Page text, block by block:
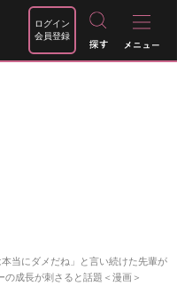
ログイン
会員登録
本当にダメだね」と言い続けた先輩が
成長が刺さると話題＜漫画＞